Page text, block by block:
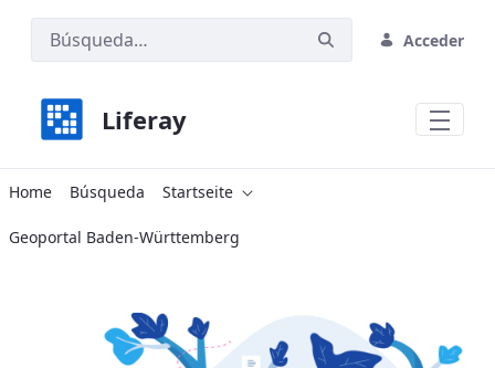
Acceder
Liferay
Home
Home Búsqueda Startseite
Geoportal Baden-Württemberg